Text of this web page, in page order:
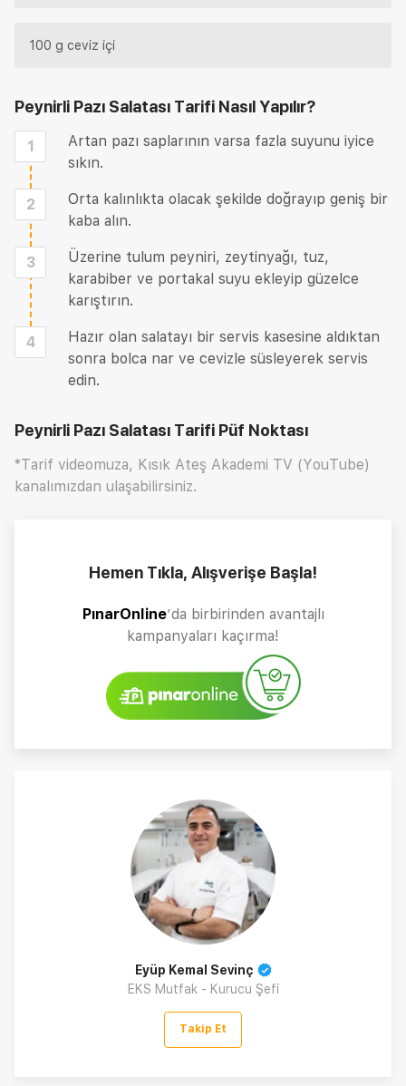
100 g ceviz içi
Peynirli Pazı Salatası Tarifi Nasıl Yapılır?
1
Artan pazı saplarının varsa fazla suyunu iyice
sıkın.
2
Orta kalınlıkta olacak şekilde doğrayıp geniş bir
kaba alın.
3
Üzerine tulum peyniri, zeytinyağı, tuz,
karabiber ve portakal suyu ekleyip güzelce
karıştırın.
4
Hazır olan salatayı bir servis kasesine aldıktan
sonra bolca nar ve cevizle süsleyerek servis
edin.
Peynirli Pazı Salatası Tarifi Püf Noktası
*Tarif videomuza, Kısık Ateş Akademi TV (YouTube)
kanalımızdan ulaşabilirsiniz.
Hemen Tıkla, Alışverişe Başla!
PınarOnline’da birbirinden avantajlı
kampanyaları kaçırma!
Eyüp Kemal Sevinç
EKS Mutfak - Kurucu Şefi
Takip Et